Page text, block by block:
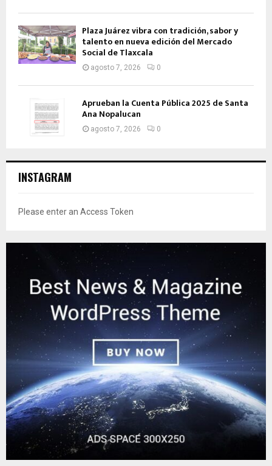
Plaza Juárez vibra con tradición, sabor y
talento en nueva edición del Mercado
Social de Tlaxcala
agosto 7, 2026 0
Aprueban la Cuenta Pública 2025 de Santa
Ana Nopalucan
agosto 7, 2026 0
INSTAGRAM
Please enter an Access Token